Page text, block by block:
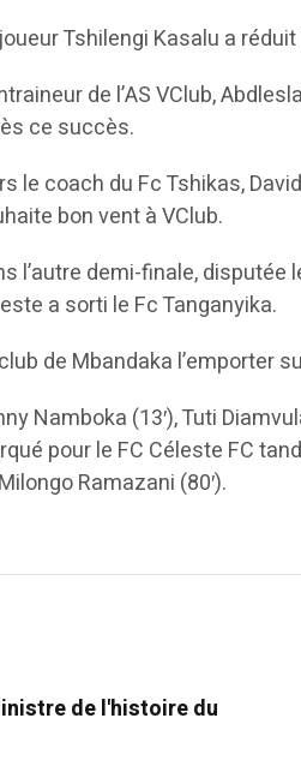
Tshilengi Kasalu a
de l’AS VClub,
ce succès.
le coach du Fc Tshikas,
bon vent à VClub.
l’autre demi-finale, disputée
a sorti le Fc Tanganyika.
de Mbandaka l’emporter
Namboka (13′), Tuti
pour le FC Céleste FC
Ramazani (80′).
de l'histoire du